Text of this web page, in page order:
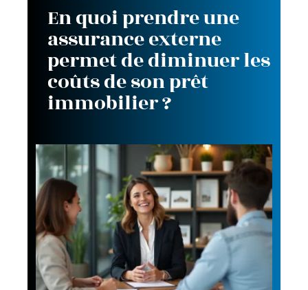
En quoi prendre une
assurance externe
permet de diminuer les
coûts de son prêt
immobilier ?